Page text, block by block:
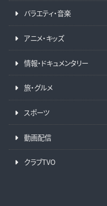
バラエティ・音楽
アニメ・キッズ
情報・ドキュメンタリー
旅・グルメ
スポーツ
動画配信
クラブTVO